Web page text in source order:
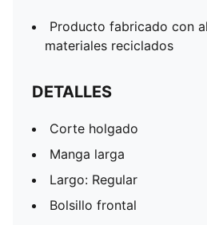
Producto fabricado con
materiales reciclados
DETALLES
Corte holgado
Manga larga
Largo: Regular
Bolsillo frontal